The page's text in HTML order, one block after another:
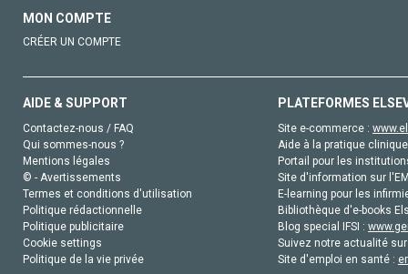
MON COMPTE
CRÉER UN COMPTE
AIDE & SUPPORT
Contactez-nous / FAQ
Qui sommes-nous ?
Mentions légales
© - Avertissements
Termes et conditions d'utilisation
Politique rédactionnelle
Politique publicitaire
Cookie settings
Politique de la vie privée
PLATEFORMES
Site e-commerce :
Aide à la pratique
Portail pour les
Site d'information sur
E-learning pour les
Bibliothèque d'e-books
Blog special IFSI :
Suivez notre actualité
Site d'emploi en santé :